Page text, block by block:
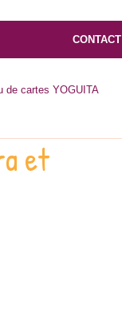
CONTACT
de cartes YOGUITA
et